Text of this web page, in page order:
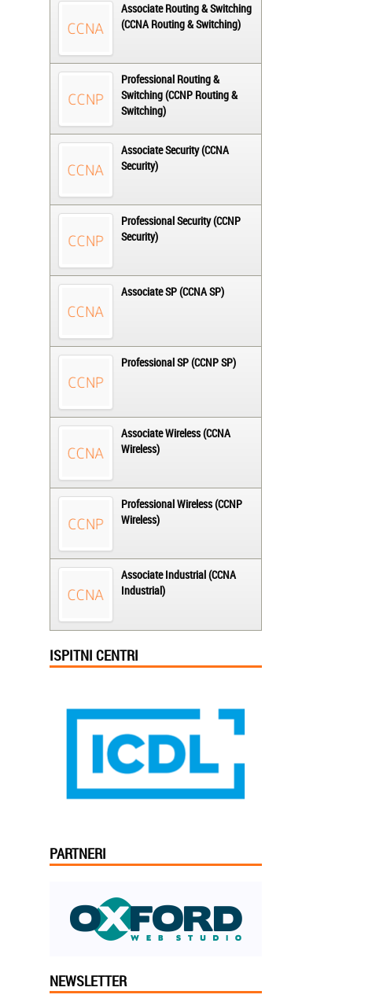
Associate Routing & Switching
(CCNA Routing & Switching)
Professional Routing &
Switching (CCNP Routing &
Switching)
Associate Security (CCNA
Security)
Professional Security (CCNP
Security)
Associate SP (CCNA SP)
Professional SP (CCNP SP)
Associate Wireless (CCNA
Wireless)
Professional Wireless (CCNP
Wireless)
Associate Industrial (CCNA
Industrial)
ISPITNI CENTRI
PARTNERI
NEWSLETTER
Jelena iz Niša:
Mogu da pohvalim sve zaposlene u